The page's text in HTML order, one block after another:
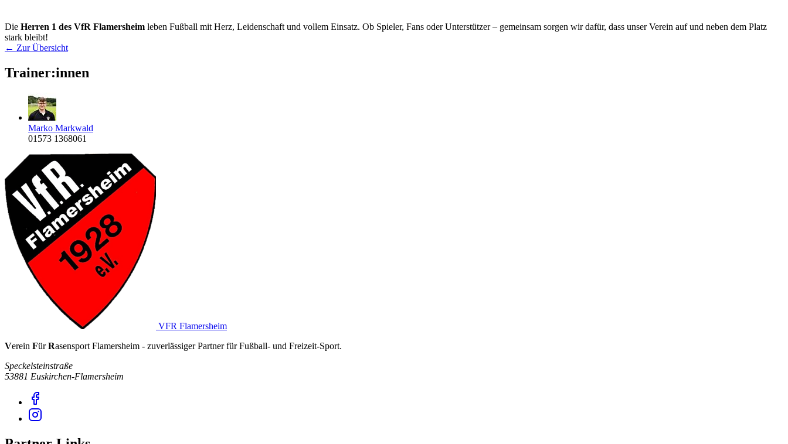
Die Herren 1 des VfR Flamersheim leben Fußball mit Herz, Leidenschaft und vollem Einsatz. Ob Spieler, Fans oder Unterstützer – gemeinsam sorgen wir dafür, dass unser Verein auf und neben dem Platz
stark bleibt!
← Zur Übersicht
Trainer:innen
Marko Markwald
01573 1368061
VFR Flamersheim
Verein FürRasensport Flamersheim - zuverlässiger Partner für Fußball- und Freizeit-Sport.
Speckelsteinstraße
53881 Euskirchen-Flamersheim